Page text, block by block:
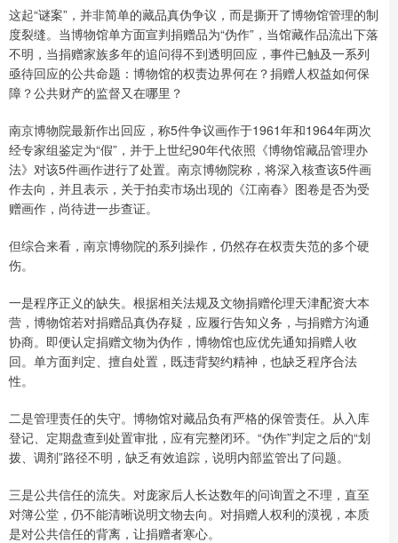
这起“谜案”，并非简单的藏品真伪争议，而是撕开了博物馆管理的制
度裂缝。当博物馆单方面宣判捐赠品为“伪作”，当馆藏作品流出下落
不明，当捐赠家族多年的追问得不到透明回应，事件已触及一系列
亟待回应的公共命题：博物馆的权责边界何在？捐赠人权益如何保
障？公共财产的监督又在哪里？
南京博物院最新作出回应，称5件争议画作于1961年和1964年两次
经专家组鉴定为“假”，并于上世纪90年代依照《博物馆藏品管理办
法》对该5件画作进行了处置。南京博物院称，将深入核查该5件画
作去向，并且表示，关于拍卖市场出现的《江南春》图卷是否为受
赠画作，尚待进一步查证。
但综合来看，南京博物院的系列操作，仍然存在权责失范的多个硬
伤。
一是程序正义的缺失。根据相关法规及文物捐赠伦理天津配资大本
营，博物馆若对捐赠品真伪存疑，应履行告知义务，与捐赠方沟通
协商。即便认定捐赠文物为伪作，博物馆也应优先通知捐赠人收
回。单方面判定、擅自处置，既违背契约精神，也缺乏程序合法
性。
二是管理责任的失守。博物馆对藏品负有严格的保管责任。从入库
登记、定期盘查到处置审批，应有完整闭环。“伪作”判定之后的“划
拨、调剂”路径不明，缺乏有效追踪，说明内部监管出了问题。
三是公共信任的流失。对庞家后人长达数年的问询置之不理，直至
对簿公堂，仍不能清晰说明文物去向。对捐赠人权利的漠视，本质
是对公共信任的背离，让捐赠者寒心。